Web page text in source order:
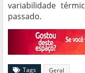
variabilidade
passado.
Tags Geral